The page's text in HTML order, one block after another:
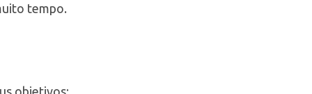
tempo.
objetivos;